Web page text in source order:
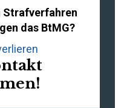
Strafverfahren
das BtMG?